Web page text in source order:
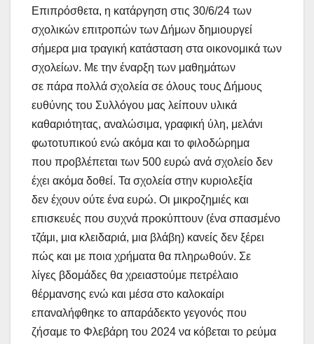
Επιπρόσθετα, η κατάργηση στις 30/6/24 των
σχολικών επιτροπών των Δήμων δημιουργεί
σήμερα μια τραγική κατάσταση στα οικονομικά των
σχολείων. Με την έναρξη των μαθημάτων
σε πάρα πολλά σχολεία σε όλους τους Δήμους
ευθύνης του Συλλόγου μας λείπουν υλικά
καθαριότητας, αναλώσιμα, γραφική ύλη, μελάνι
φωτοτυπικού ενώ ακόμα και το φιλοδώρημα
που προβλέπεται των 500 ευρώ ανά σχολείο δεν
έχει ακόμα δοθεί. Τα σχολεία στην κυριολεξία
δεν έχουν ούτε ένα ευρώ. Οι μικροζημιές και
επισκευές που συχνά προκύπτουν (ένα σπασμένο
τζάμι, μια κλειδαριά, μια βλάβη) κανείς δεν ξέρει
πώς και με ποια χρήματα θα πληρωθούν. Σε
λίγες βδομάδες θα χρειαστούμε πετρέλαιο
θέρμανσης ενώ και μέσα στο καλοκαίρι
επαναλήφθηκε το απαράδεκτο γεγονός που
ζήσαμε το Φλεβάρη του 2024 να κόβεται το ρεύμα